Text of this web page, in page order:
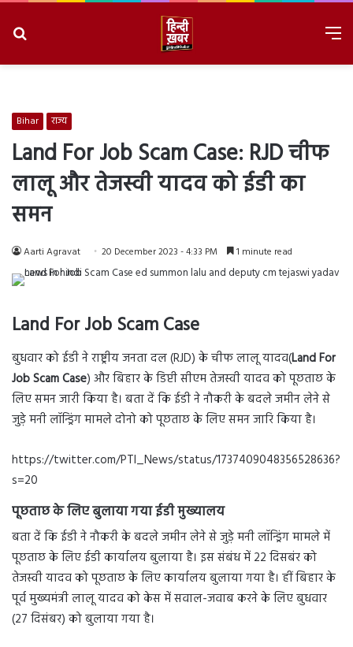
Bihar राज्य
Land For Job Scam Case: RJD चीफ
लालू और तेजस्वी यादव को ईडी का
समन
Aarti Agravat 20 December 2023 - 4:33 PM 1 minute read
Land For Job Scam Case
बुधवार को ईडी ने राष्ट्रीय जनता दल (RJD) के चीफ लालू यादव(Land For
Job Scam Case) और बिहार के डिप्टी सीएम तेजस्वी यादव को पूछताछ के
लिए समन जारी किया है। बता दें कि ईडी ने नौकरी के बदले जमीन लेने से
जुड़े मनी लॉन्ड्रिंग मामले दोनो को पूछताछ के लिए समन जारि किया है।
https://twitter.com/PTI_News/status/1737409048356528636?
s=20
पूछताछ के लिए बुलाया गया ईडी मुख्यालय
बता दें कि ईडी ने नौकरी के बदले जमीन लेने से जुड़े मनी लॉन्ड्रिंग मामले में
पूछताछ के लिए ईडी कार्यालय बुलाया है। इस संबंध में 22 दिसबंर को
तेजस्वी यादव को पूछताछ के लिए कार्यालय बुलाया गया है। हीं बिहार के
पूर्व मुख्यमंत्री लालू यादव को केस में सवाल-जवाब करने के लिए बुधवार
(27 दिसंबर) को बुलाया गया है।